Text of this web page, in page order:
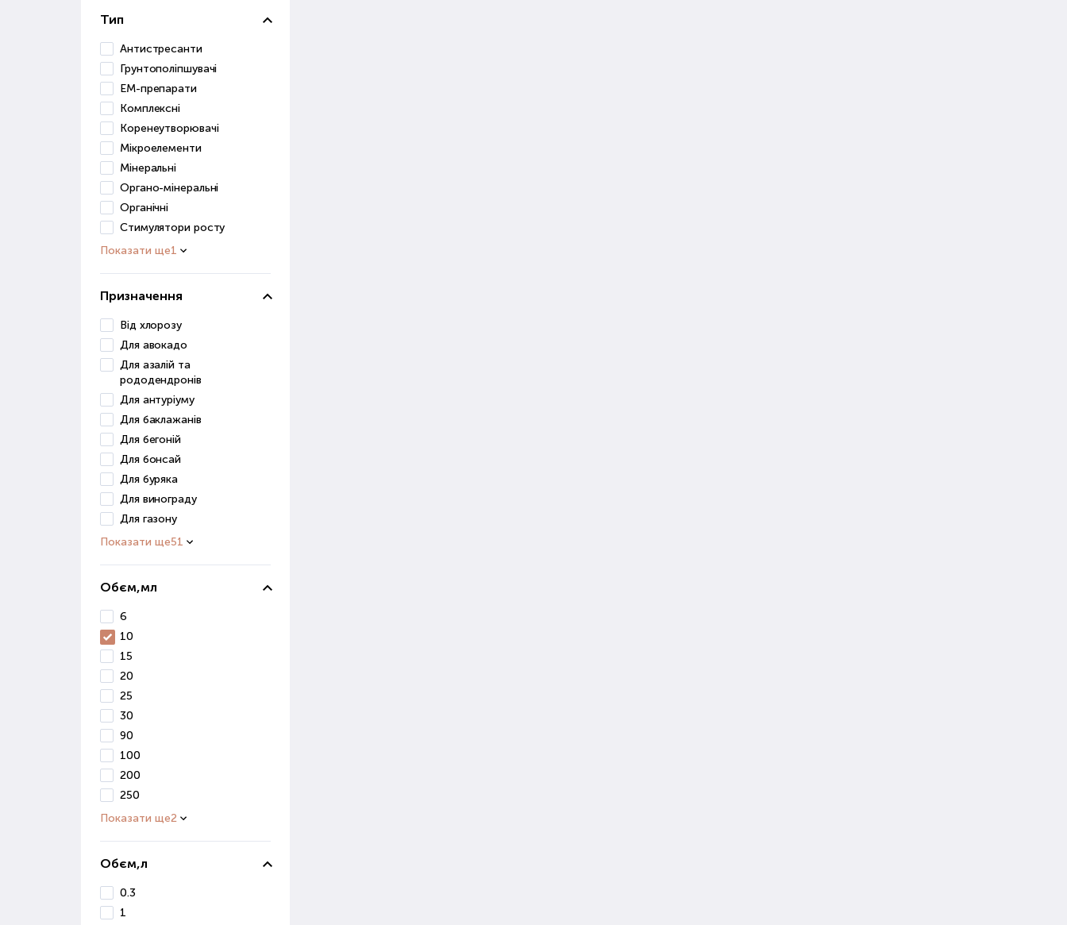
Тип
Антистресанти
Грунтополіпшувачі
ЕМ-препарати
Комплексні
Коренеутворювачі
Мікроелементи
Мінеральні
Органо-мінеральні
Органічні
Стимулятори росту
Показати ще1
Призначення
Від хлорозу
Для авокадо
Для азалій та
рододендронів
Для антуріуму
Для баклажанів
Для бегоній
Для бонсай
Для буряка
Для винограду
Для газону
Показати ще51
Обєм,мл
6
10
15
20
25
30
90
100
200
250
Показати ще2
Обєм,л
0.3
1